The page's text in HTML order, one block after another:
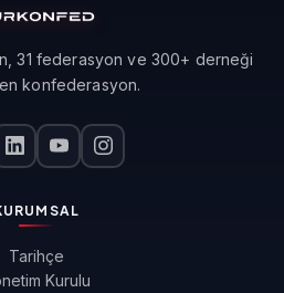
31 federasyon ve 300+ derneği
konfederasyon.
Tarihçe
Kurulu